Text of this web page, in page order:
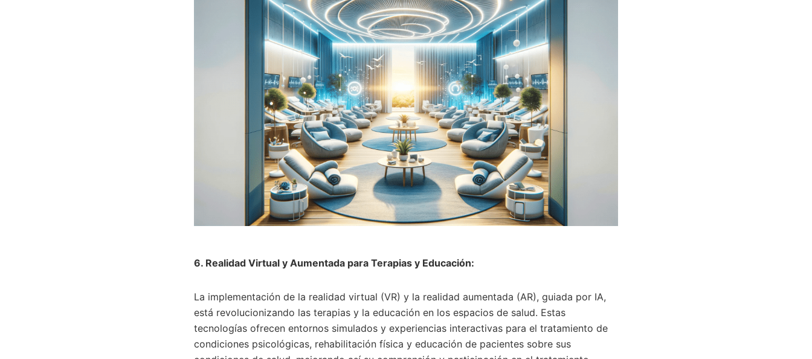
6. Realidad Virtual y Aumentada para Terapias y Educación:
La implementación de la realidad virtual (VR) y la realidad aumentada (AR), guiada por IA,
está revolucionizando las terapias y la educación en los espacios de salud. Estas
tecnologías ofrecen entornos simulados y experiencias interactivas para el tratamiento de
condiciones psicológicas, rehabilitación física y educación de pacientes sobre sus